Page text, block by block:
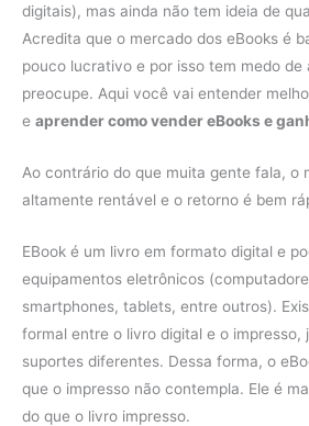
digitais), mas ainda não tem ideia de
Acredita que o mercado dos eBooks é
pouco lucrativo e por isso tem medo de
preocupe. Aqui você vai entender
e aprender como vender eBooks e
Ao contrário do que muita gente fala, o
altamente rentável e o retorno é bem
EBook é um livro em formato digital e
equipamentos eletrônicos
smartphones, tablets, entre outros).
formal entre o livro digital e o impresso,
suportes diferentes. Dessa forma, o
que o impresso não contempla. Ele é
do que o livro impresso.